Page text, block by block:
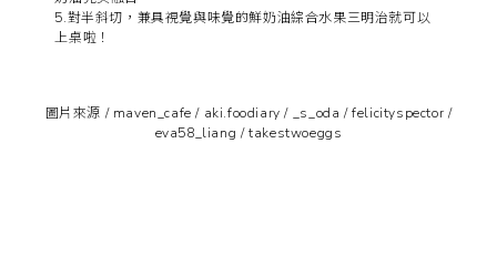
5.對半斜切，兼具視覺與味覺的鮮奶油綜合水果三明治就可以
上桌啦！
圖片來源 / maven_cafe / aki.foodiary / _s_oda /felicityspector /
eva58_liang /takestwoeggs